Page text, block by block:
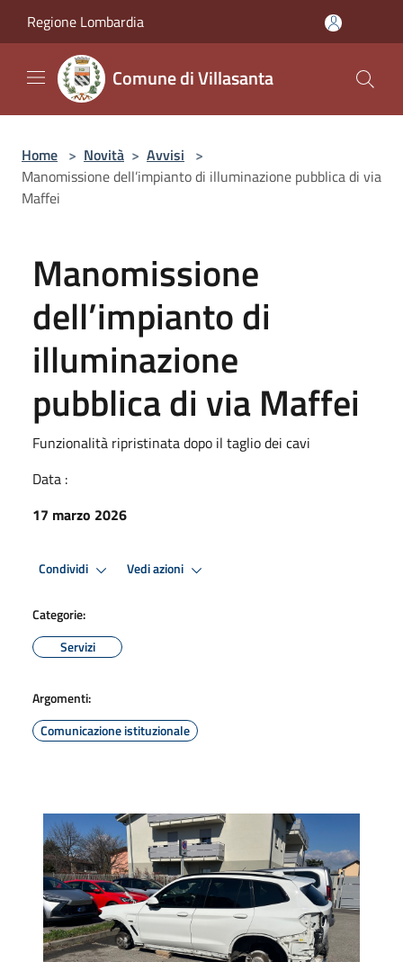
Regione Lombardia
Comune di Villasanta
Home > Novità > Avvisi >
Manomissione dell’impianto di illuminazione pubblica di via
Maffei
Manomissione
dell’impianto di
illuminazione
pubblica di via Maffei
Funzionalità ripristinata dopo il taglio dei cavi
Data :
17 marzo 2026
Condividi Vedi azioni
Categorie:
Servizi
Argomenti:
Comunicazione istituzionale